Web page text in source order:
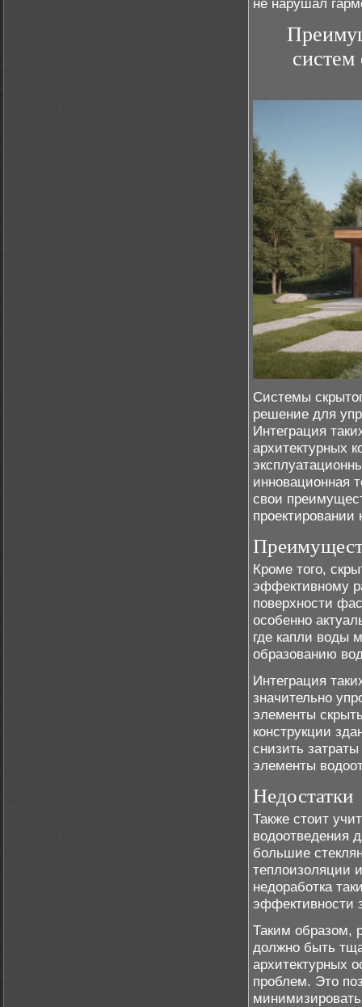
не нарушал
Системы
решение для
Интеграция
архитектурных
инновационная
свои
проектировании
Кроме того,
эффективному
поверхности
особенно
где капли воды
образованию
Интеграция
значительно
элементы
конструкции
снизить
элементы
Недостатки
Также стоит
водоотведения
большие
теплоизоляции
недоработка
эффективности
Таким образом,
должно быть
архитектурных
проблем. Это